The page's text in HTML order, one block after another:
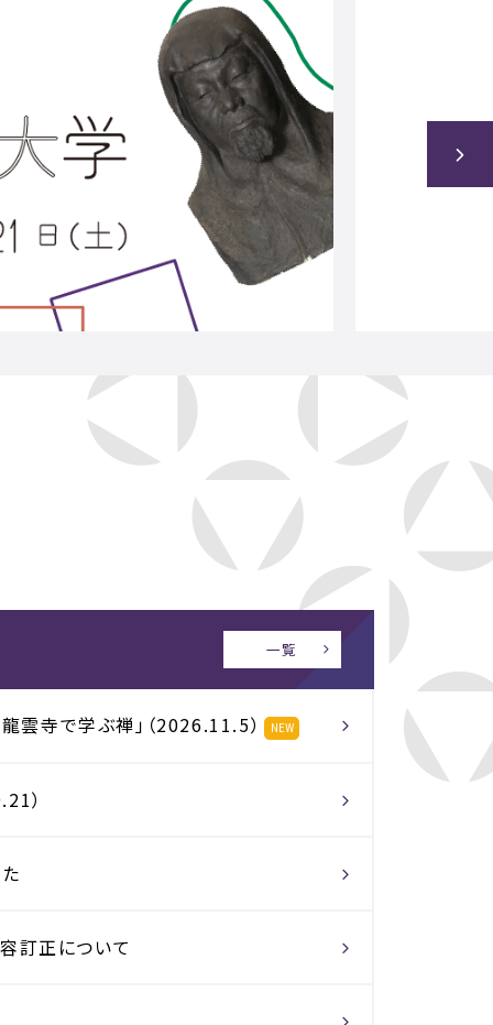
一覧
雲寺で学ぶ禅」（2026.11.5） NEW
）
訂正について